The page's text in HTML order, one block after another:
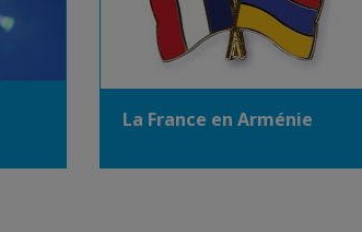
La France en Arménie